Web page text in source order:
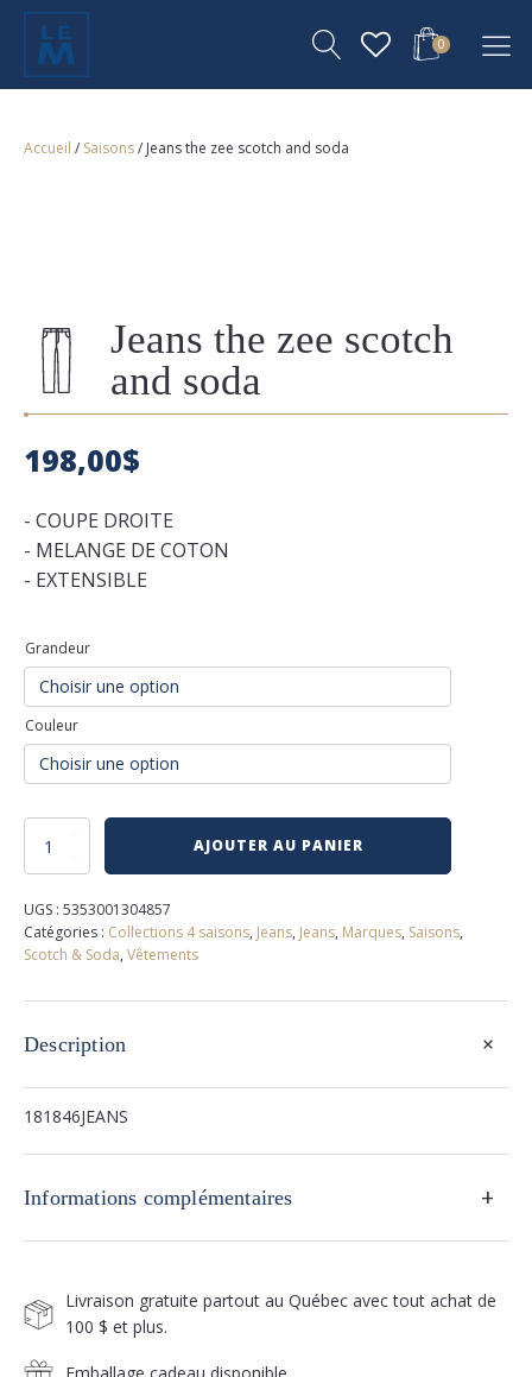
0
Accueil / Saisons/ Jeans the zee scotch and soda
Jeans the zee scotch
and soda
198,00$
- COUPE DROITE
- MELANGE DE COTON
- EXTENSIBLE
Grandeur
Couleur
quantité
the
zee
scotch
soda
AJOUTER AU PANIER
UGS : 5353001304857
Catégories : Collections 4 saisons, Jeans, Jeans, Marques, Saisons,
Scotch & Soda, Vêtements
Description +
181846JEANS
Informations complémentaires +
Livraison gratuite partout au Québec avec tout achat de
100 $ et plus.
Emballage cadeau disponible